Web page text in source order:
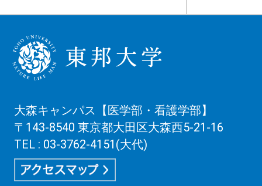
大森キャンパス【医学部・看護学部】
〒143-8540 東京都大田区大森西5-21-16
TEL : 03-3762-4151(大代)